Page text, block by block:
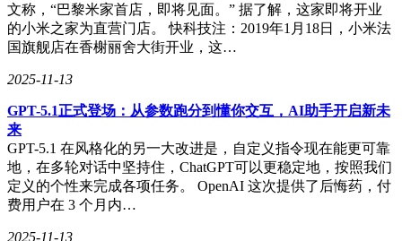
文称，“巴黎米家首店，即将见面。” 据了解，这家即将开业
的小米之家为直营门店。 快科技注：2019年1月18日，小米法
国旗舰店在香榭丽舍大街开业，这…
2025-11-13
GPT-5.1正式登场：从参数跑分到懂你交互，AI助手开启新未
来
GPT-5.1 在风格化的另一大改进是，自定义指令现在能更可靠
地，在多轮对话中坚持住，ChatGPT可以更稳定地，按照我们
定义的个性来完成各项任务。 OpenAI 这次提供了后悔药，付
费用户在 3 个月内…
2025-11-13